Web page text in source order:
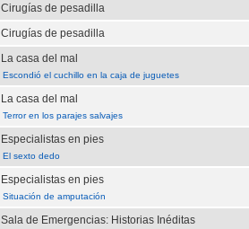
Cirugías de pesadilla
Cirugías de pesadilla
La casa del mal
Escondió el cuchillo en la caja de juguetes
La casa del mal
Terror en los parajes salvajes
Especialistas en pies
El sexto dedo
Especialistas en pies
Situación de amputación
Sala de Emergencias: Historias Inéditas